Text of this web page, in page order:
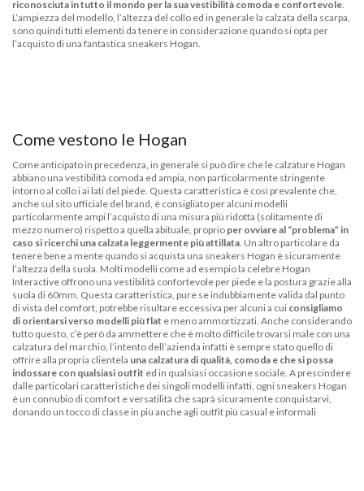
riconosciuta in tutto il mondo per la sua vestibilità comoda e confortevole
L’ampiezza del modello, l’altezza del collo ed in generale la calzata della scarpa,
sono quindi tutti elementi da tenere in considerazione quando si opta per
l’acquisto di una fantastica sneakers Hogan.
Come vestono le Hogan
Come anticipato in precedenza, in generale si può dire che le calzature Hogan
abbiano una vestibilità comoda ed ampia, non particolarmente stringente
intorno al collo i ai lati del piede. Questa caratteristica è così prevalente che,
anche sul sito ufficiale del brand, è consigliato per alcuni modelli
particolarmente ampi l’acquisto di una misura più ridotta (solitamente di
mezzo numero) rispetto a quella abituale, proprio per ovviare al “problema” in
caso si ricerchi una calzata leggermente più attillata . Un altro particolare da
tenere bene a mente quando si acquista una sneakers Hogan è sicuramente
l’altezza della suola. Molti modelli come ad esempio la celebre Hogan
Interactive offrono una vestibilità confortevole per piede e la postura grazie alla
suola di 60mm. Questa caratteristica, pure se indubbiamente valida dal punto
di vista del comfort, potrebbe risultare eccessiva per alcuni a cui consigliamo
di orientarsi verso modelli più flat e meno ammortizzati. Anche considerando
tutto questo, c’è però da ammettere che è molto difficile trovarsi male con una
calzatura del marchio, l’intento dell’azienda infatti è sempre stato quello di
offrire alla propria clientela una calzatura di qualità, comoda e che si possa
indossare con qualsiasi outfit ed in qualsiasi occasione sociale. A prescindere
dalle particolari caratteristiche dei singoli modelli infatti, ogni sneakers Hogan
è un connubio di comfort e versatilità che saprà sicuramente conquistarvi,
donando un tocco di classe in più anche agli outfit più casual e informali